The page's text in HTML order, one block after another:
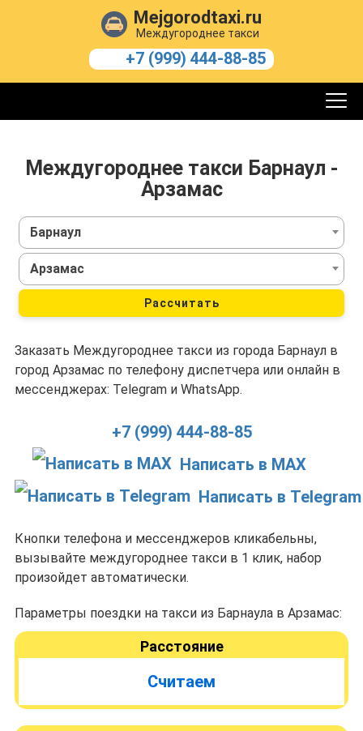
Mejgorodtaxi.ru
Междугороднее такси
+7 (999) 444-88-85
Междугороднее такси Барнаул -
Арзамас
Барнаул
Арзамас
Рассчитать
Заказать Междугороднее такси из города Барнаул в
город Арзамас по телефону диспетчера или онлайн в
мессенджерах: Telegram и WhatsApp.
+7 (999) 444-88-85
Написать в MAX
Написать в Telegram
Кнопки телефона и мессенджеров кликабельны,
вызывайте междугороднее такси в 1 клик, набор
произойдет автоматически.
Параметры поездки на такси из Барнаула в Арзамас:
Расстояние
Считаем